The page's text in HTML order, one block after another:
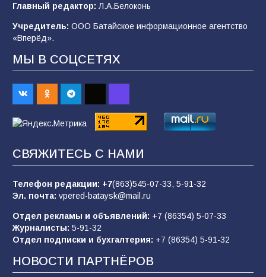
строительные профессии в ходе
спортивного праздника
90
«Слухами Москву не возьмёшь»: почему
заявления Киева о мобилизации — это
отчаяние, а не разведка
83 02.08.2026
Батайчане вышли в финал Всероссийского
конкурса «Большая перемена»
62 04.08.2026
Командовал боем до последнего: герой
61 05.08.2026
Главный редактор: Л.А.Белоконь
Учредитель: ООО Батайское информационное агентство
«Вперёд».
МЫ В СОЦСЕТЯХ
СВЯЖИТЕСЬ С НАМИ
Телефон редакции: +7(863)545-07-33, 5-91-32
Эл. почта: vpered-bataysk@mail.ru
Отдел рекламы и объявлений: +7 (86354) 5-07-33
Журналисты: 5-91-32
Отдел подписки и бухгалтерия: +7 (86354) 5-91-32
НОВОСТИ ПАРТНЁРОВ